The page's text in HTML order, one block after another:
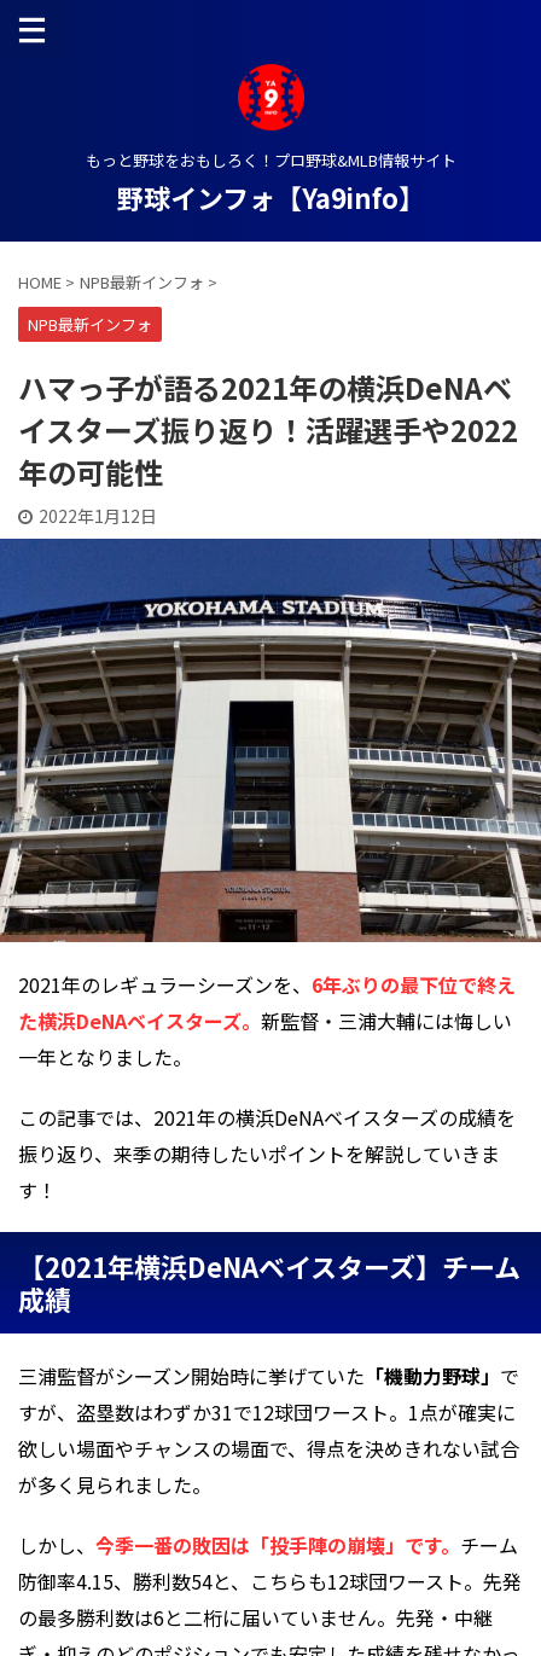
もっと野球をおもしろく！プロ野球&MLB情報サイト
野球インフォ【Ya9info】
HOME > NPB最新インフォ >
NPB最新インフォ
ハマっ子が語る2021年の横浜DeNAベ
イスターズ振り返り！活躍選手や2022
年の可能性
2022年1月12日
2021年のレギュラーシーズンを、 6年ぶりの最下位で終え
た横浜DeNAベイスターズ。 新監督・三浦大輔には悔しい
一年となりました。
この記事では、2021年の横浜DeNAベイスターズの成績を
振り返り、来季の期待したいポイントを解説していきま
す！
【2021年横浜DeNAベイスターズ】チーム
成績
三浦監督がシーズン開始時に挙げていた 「機動力野球」 で
すが、盗塁数はわずか31で12球団ワースト。1点が確実に
欲しい場面やチャンスの場面で、得点を決めきれない試合
が多く見られました。
しかし、 今季一番の敗因は「投手陣の崩壊」です。 チーム
防御率4.15、勝利数54と、こちらも12球団ワースト。先発
の最多勝利数は6と二桁に届いていません。先発・中継